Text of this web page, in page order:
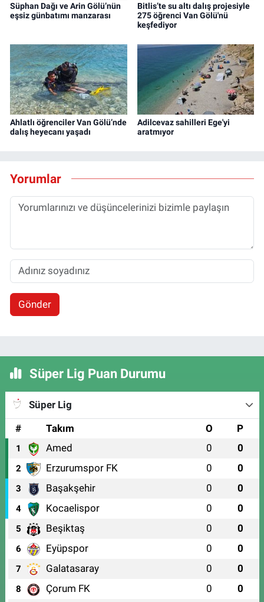
Süphan Dağı ve Arin Gölü’nün
eşsiz günbatımı manzarası
Bitlis’te su altı dalış projesiyle
275 öğrenci Van Gölü'nü
keşfediyor
Ahlatlı öğrenciler Van Gölü’nde
dalış heyecanı yaşadı
Adilcevaz sahilleri Ege'yi
aratmıyor
Yorumlar
Gönder
Süper Lig Puan Durumu
Süper Lig
#
Takım O P
1 Amed 0 0
2 Erzurumspor FK 0 0
3 Başakşehir 0 0
4 Kocaelispor 0 0
5 Beşiktaş 0 0
6 Eyüpspor 0 0
7 Galatasaray 0 0
8 Çorum FK 0 0